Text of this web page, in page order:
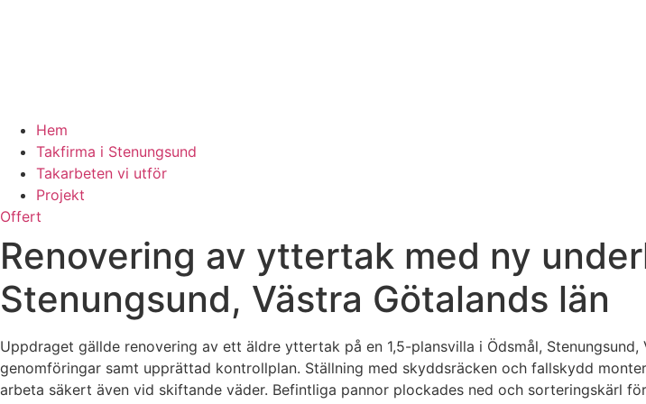
Hem
Takfirma i Stenungsund
Takarbeten vi utför
Projekt
Offert
Renovering av yttertak med ny
Stenungsund, Västra Götalands län
Uppdraget gällde renovering av ett äldre yttertak på en 1,5-plansvilla i Ödsmål,
genomföringar samt upprättad kontrollplan. Ställning med skyddsräcken och fallskydd
arbeta säkert även vid skiftande väder. Befintliga pannor plockades ned och sorteringskärl